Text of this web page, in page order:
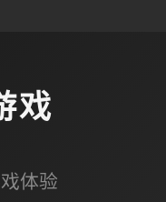
戏
体验